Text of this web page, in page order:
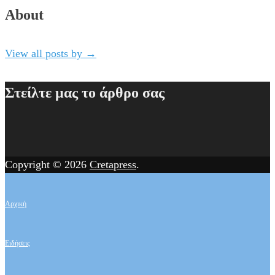
About
View all posts by →
Στείλτε μας το άρθρο σας
Copyright © 2026 Cretapress.
Αρχική
Ειδήσεις